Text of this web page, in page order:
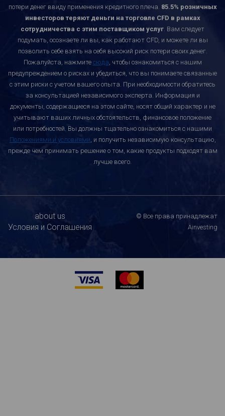
потери денег ввиду применения кредитного плеча. 85.5% розничных
инвесторов теряют деньги на торговле CFD в рамках
сотрудничества с этим поставщиком услуг. Вам следует
подумать, осознаете ли вы, как работают CFD, и можете ли вы
позволить себе взять на себя высокий риск потери своих денег.
Пожалуйста, нажмите сюда, чтобы ознакомиться с нашим
предупреждением о рисках и убедиться, что вы понимаете связанные
с этим риски с учетом вашего опыта. При необходимости обратитесь
за консультацией независимого эксперта. Информация и
документы, содержащиеся на этом сайте, носят общий характер и не
учитывают ваших личных обстоятельств, финансовое положение
или потребностей. Вы должны тщательно ознакомиться с нашими
Положениями и условиями, и получить независимую консультацию,
прежде чем принимать решение о том, какие продукты подходят вам
лучше всего.
about us
Условия и Соглашения
© Все права принадлежат
Ainvesting